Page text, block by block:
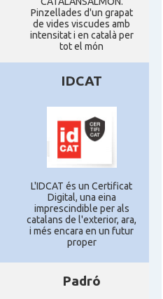
Pinzellades d'un grapat
de vides viscudes amb
intensitat i en català per
tot el món
IDCAT
L'IDCAT és un Certificat
Digital, una eina
imprescindible per als
catalans de l'exterior, ara,
i més encara en un futur
proper
Padró